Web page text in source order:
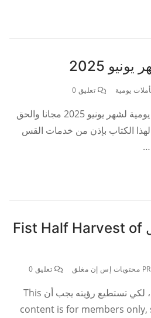
تعليق 0
للتحميل مجانا كتاب تأملات يومية لشهر يونيو 2025 مجانا والحق
لهذا الكتاب بإذن من خدمات القس
حصاد النصف الأول Fist Half Harvest of
تعليق 0
هذا المحتوى خاص بالأعضاء، لكي تستطيع رؤيته يجب أن This
content is for members only,